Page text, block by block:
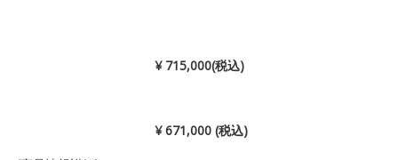
¥ 715,000(税込)
¥ 671,000 (税込)